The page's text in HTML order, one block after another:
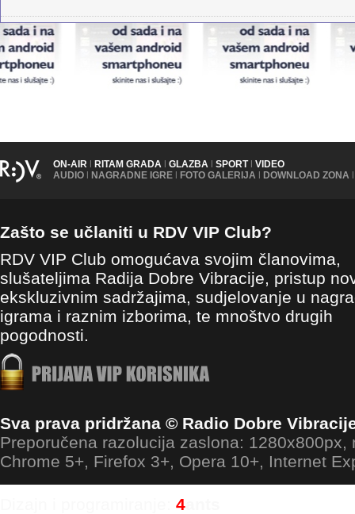
ON-AIR | RITAM GRADA | GLAZBA | SPORT | VIDEO
AUDIO | NAGRADNE IGRE | FOTO GALERIJA | DOWNLOAD ZONA |
Zašto se učlaniti u RDV VIP Club?
RDV VIP Club omogućava svojim članovima,
slušateljima Radija Dobre Vibracije, pristup
ekskluzivnim sadržajima, sudjelovanje u
igrama i raznim izborima, te mnoštvo drugih
pogodnosti.
Sva prava pridržana © Radio Dobre
Preporučena razolucija zaslona: 1280x800px,
Chrome 5+, Firefox 3+, Opera 10+, Internet
4